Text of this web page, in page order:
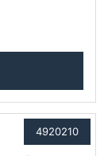
4920210